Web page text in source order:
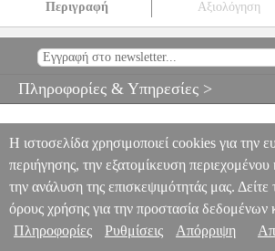
Περιγραφή Αξιολόγηση
240HZ INTEL CORE ULTRA 9 275HX
LAPTOP ASUS ROG STRIX G16
0
Πληροφορίες & Υπηρεσίες >
Η ιστοσελίδα χρησιμοποιεί cookies για την
περιήγησης, την εξατομίκευση περιεχομένου
την ανάλυση της επισκεψιμότητάς μας.
όρους χρήσης για την προστασία δεδομένων
Πληροφορίες
Ρυθμίσεις Απόρριψη